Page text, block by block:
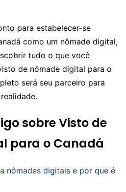
para estabelecer-se
como um nômade digital,
tudo o que você
de nômade digital para o
será seu parceiro para
sobre Visto de
para o Canadá
nômades digitais e por que é